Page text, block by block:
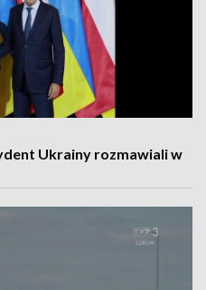
Ukrainy rozmawiali w